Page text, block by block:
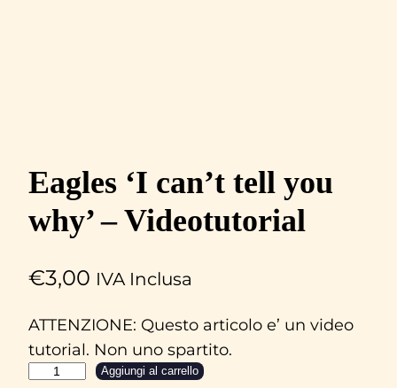
Eagles ‘I can’t tell you
why’ – Videotutorial
€3,00 IVA Inclusa
ATTENZIONE: Questo articolo e’ un video
tutorial. Non uno spartito.
Aggiungi al carrello